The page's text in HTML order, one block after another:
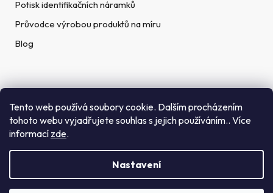
Tento web používá soubory cookie. Dalším procházením
tohoto webu vyjadřujete souhlas s jejich používáním.. Více
informací zde.
Nastavení
Potisk identifikačních náramků
Průvodce výrobou produktů na míru
Blog
Rychlé kontakty
Telefon:
(+420) 272 702 212
info@getid.cz